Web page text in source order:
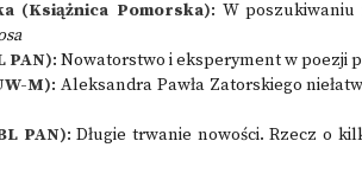
(Książnica Pomorska): W
PAN): Nowatorstwo i eksperyment w poezji
M): Aleksandra Pawła Zatorskiego
PAN): Długie trwanie nowości. Rzecz o